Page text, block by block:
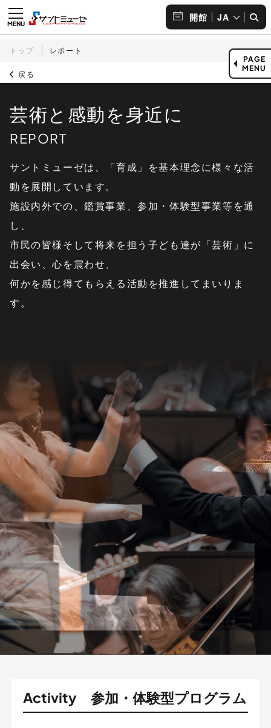
開館 JA
トップ レポート
戻る
芸術と感動を身近に
サントミューゼは、「育成」を基本理念に様々な活
動を展開しています。
施設内外での、鑑賞事業、参加・体験型事業等を通
し、
市民の皆様そして将来を担う子ども達が「芸術」に
出会い、心を震わせ、
何かを感じ得てもらえる活動を推進してまいりま
す。
PAGE
MENU
Activity 参加・体験型プログラム